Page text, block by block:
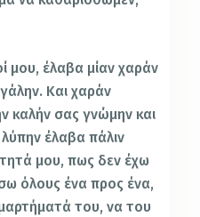
μου, έλαβα μίαν χαράν
Και χαράν
καλήν σας γνώμην και
έλαβα πάλιν
μου, πως δεν έχω
όλους ένα προς ένα,
του, να του